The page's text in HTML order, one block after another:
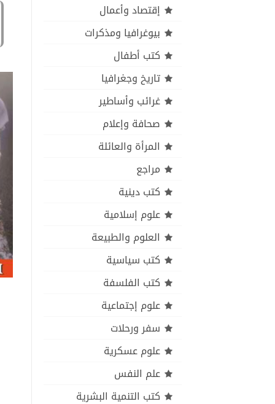
إقتصاد وأعمال
بيوغرافيا ومذكرات
كتب أطفال
تاريخ وجغرافيا
غرائب وأساطير
صحافة وإعلام
المرأة والعائلة
مراجع
كتب دينية
علوم إسلامية
العلوم والطبيعة
كتب سياسية
كتب الفلسفة
علوم إجتماعية
سفر ورحلات
علوم عسكرية
علم النفس
كتب التنمية البشرية